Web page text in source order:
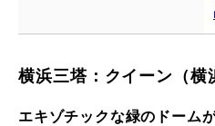
横浜三塔：クイーン（横
エキゾチックな緑のドーム